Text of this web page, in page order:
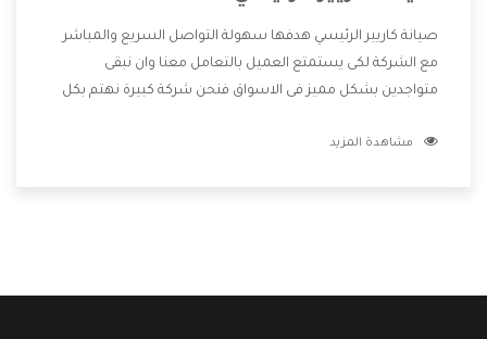
صيانة كاريير الرئيسي هدفها سهولة التواصل السريع والمباشر
مع الشركة لكى يستمتع العميل بالتعامل معنا وان نبقى
متواجدين بشكل مميز فى الاسواق فنحن شركة كبيرة نهتم بكل
الشركة بها والتى تكون منها خدمة الصيانة التى تكون من أهم
مشاهدة المزيد